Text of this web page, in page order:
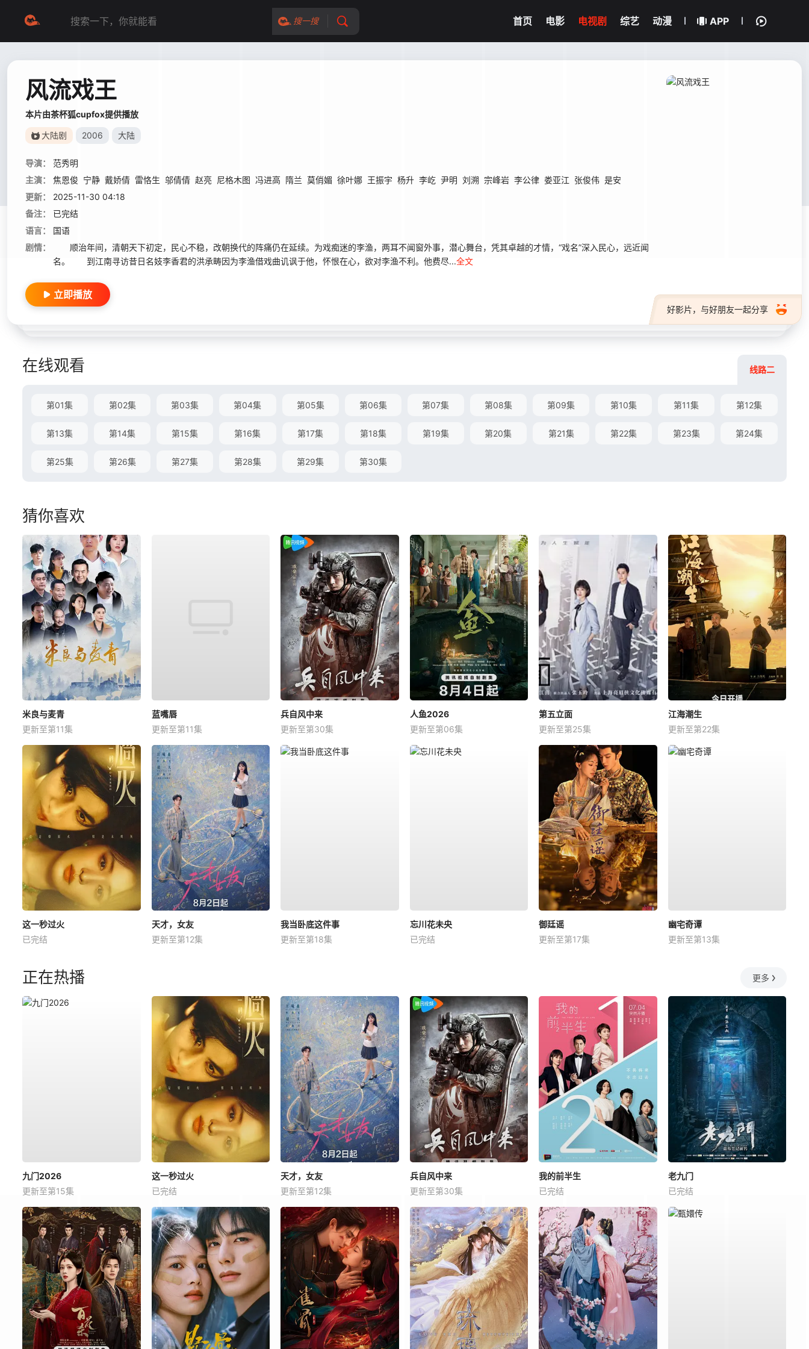
搜一搜 首页 电影 电视剧 综艺 动漫 APP
风流戏王
本片由茶杯狐cupfox提供播放
大陆剧 2006 大陆
导演：
范秀明
主演：
焦恩俊 宁静 戴娇倩 雷恪生 邬倩倩 赵亮 尼格木图 冯进高 隋兰 莫俏媚 徐叶娜 王振宇 杨升 李屹 尹明 刘溯 宗峰岩 李公律 娄亚江 张俊伟 是安
更新：
2025-11-30 04:18
备注：
已完结
语言：
国语
剧情：
顺治年间，清朝天下初定，民心不稳，改朝换代的阵痛仍在延续。为戏痴迷的李渔，两耳不闻窗外事，潜心舞台，凭其卓越的才情，“戏名”深入民心，远近闻
名。 到江南寻访昔日名妓李香君的洪承畴因为李渔借戏曲讥讽于他，怀恨在心，欲对李渔不利。他费尽...全文
好影片，与好朋友一起分享
立即播放
在线观看 线路二
第01集 第02集 第03集 第04集 第05集 第06集 第07集 第08集 第09集 第10集 第11集 第12集
第13集 第14集 第15集 第16集 第17集 第18集 第19集 第20集 第21集 第22集 第23集 第24集
第25集 第26集 第27集 第28集 第29集 第30集
猜你喜欢
米良与麦青
更新至第11集
蓝嘴唇
更新至第11集
兵自风中来
更新至第30集
人鱼2026
更新至第06集
第五立面
更新至第25集
江海潮生
更新至第22集
这一秒过火
已完结
天才，女友
更新至第12集
我当卧底这件事
更新至第18集
忘川花未央
已完结
御廷谣
更新至第17集
幽宅奇谭
更新至第13集
正在热播 更多
九门2026
更新至第15集
这一秒过火
已完结
天才，女友
更新至第12集
兵自风中来
更新至第30集
我的前半生
已完结
老九门
已完结